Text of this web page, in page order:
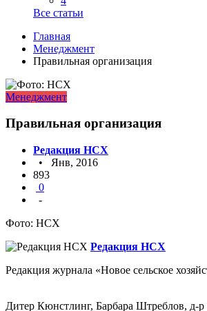
Все статьи
Главная
Менеджмент
Правильная организация
Менеджмент
Правильная организация
Редакция НСХ
• Янв, 2016
893
0
-
Фото: НСХ
Редакция НСХ
Редакция журнала «Новое сельское
Дитер Кюнстлинг, Барбара Штреблов, д-р